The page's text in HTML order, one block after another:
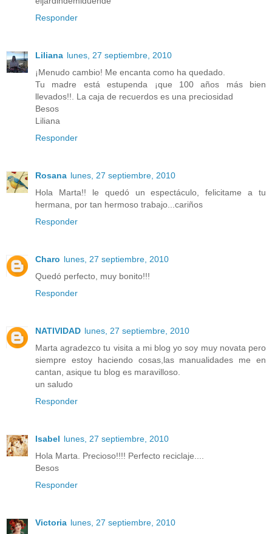
Responder
Liliana lunes, 27 septiembre, 2010
¡Menudo cambio! Me encanta como ha quedado.
Tu madre está estupenda ¡que 100 años más bien
llevados!!. La caja de recuerdos es una preciosidad
Besos
Liliana
Responder
Rosana lunes, 27 septiembre, 2010
Hola Marta!! le quedó un espectáculo, felicitame a tu
hermana, por tan hermoso trabajo...cariños
Responder
Charo lunes, 27 septiembre, 2010
Quedó perfecto, muy bonito!!!
Responder
NATIVIDAD lunes, 27 septiembre, 2010
Marta agradezco tu visita a mi blog yo soy muy novata pero
siempre estoy haciendo cosas,las manualidades me en
cantan, asique tu blog es maravilloso.
un saludo
Responder
Isabel lunes, 27 septiembre, 2010
Hola Marta. Precioso!!!! Perfecto reciclaje....
Besos
Responder
Victoria lunes, 27 septiembre, 2010